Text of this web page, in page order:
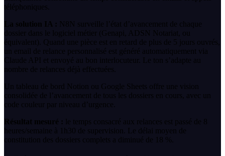
téléphoniques.
La solution IA : N8N surveille l’état d’avancement de chaque
dossier dans le logiciel métier (Genapi, ADSN Notariat, ou
équivalent). Quand une pièce est en retard de plus de 5 jours ouvrés,
un email de relance personnalisé est généré automatiquement via
Claude API et envoyé au bon interlocuteur. Le ton s’adapte au
nombre de relances déjà effectuées.
Un tableau de bord Notion ou Google Sheets offre une vision
consolidée de l’avancement de tous les dossiers en cours, avec un
code couleur par niveau d’urgence.
Résultat mesuré :
le temps consacré aux relances est passé de 8
heures/semaine à 1h30 de supervision. Le délai moyen de
constitution des dossiers complets a diminué de 18 %.